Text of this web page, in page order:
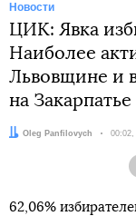
Новости
ЦИК: Явка
Наиболее
Львовщине и
на Закарпатье
Автор:
Oleg Panfilovych Дата:
00:02,
62,06%